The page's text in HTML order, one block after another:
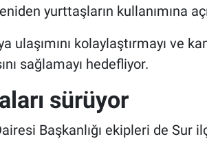
yurttaşların kullanımına
ulaşımını kolaylaştırmayı ve
sağlamayı hedefliyor.
sürüyor
Başkanlığı ekipleri de Sur